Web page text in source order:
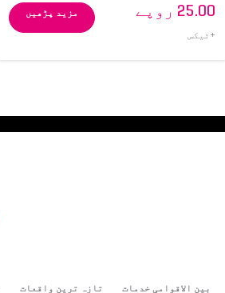
25.00 روپے
+ٹیکس
مزید پڑھیں
بین الاقوامی خدمات تازہ ترین واقعات